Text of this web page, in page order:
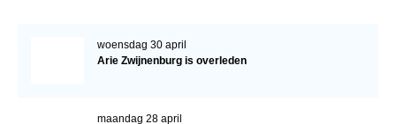
woensdag 30 april
Arie Zwijnenburg is overleden
maandag 28 april